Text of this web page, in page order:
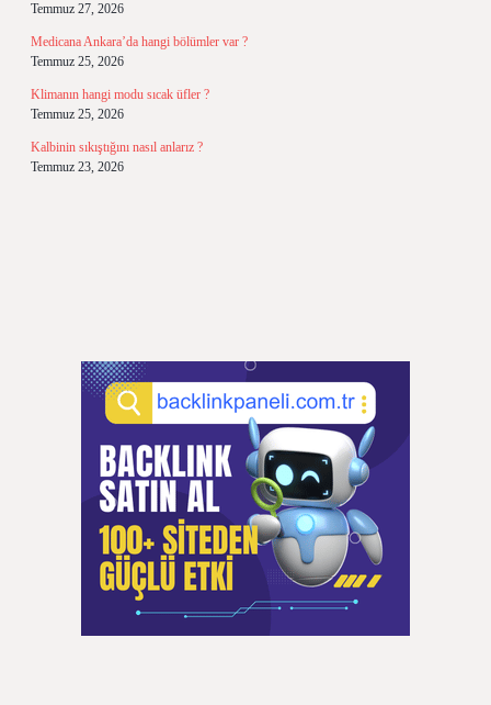
Temmuz 27, 2026
Medicana Ankara’da hangi bölümler var ?
Temmuz 25, 2026
Klimanın hangi modu sıcak üfler ?
Temmuz 25, 2026
Kalbinin sıkıştığını nasıl anlarız ?
Temmuz 23, 2026